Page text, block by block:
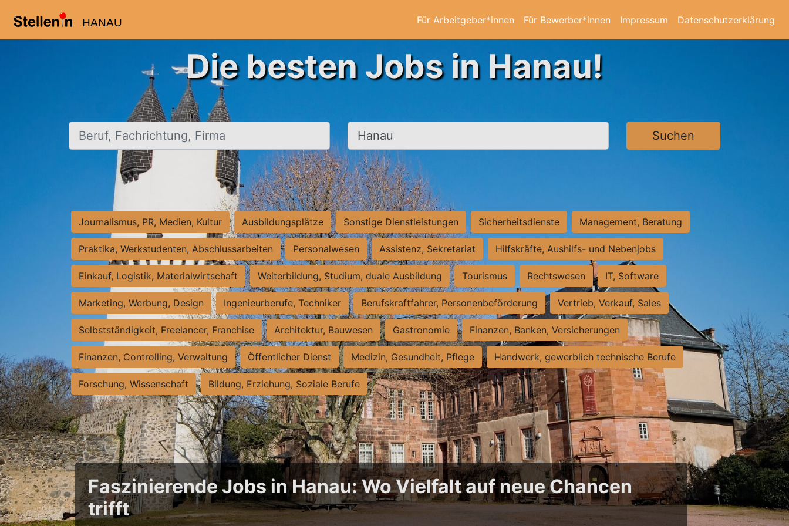
HANAU Für Arbeitgeber*innen Für Bewerber*innen Impressum Datenschutzerklärung
Die besten Jobs in Hanau!
Beruf, Fachrichtung, Firma Ort, Stadt Suchen
Journalismus, PR, Medien, Kultur Ausbildungsplätze Sonstige Dienstleistungen Sicherheitsdienste Management, Beratung
Praktika, Werkstudenten, Abschlussarbeiten Personalwesen Assistenz, Sekretariat Hilfskräfte, Aushilfs- und Nebenjobs
Einkauf, Logistik, Materialwirtschaft Weiterbildung, Studium, duale Ausbildung Tourismus Rechtswesen IT, Software
Marketing, Werbung, Design Ingenieurberufe, Techniker Berufskraftfahrer, Personenbeförderung Vertrieb, Verkauf, Sales
Selbstständigkeit, Freelancer, Franchise Architektur, Bauwesen Gastronomie Finanzen, Banken, Versicherungen
Finanzen, Controlling, Verwaltung Öffentlicher Dienst Medizin, Gesundheit, Pflege Handwerk, gewerblich technische Berufe
Forschung, Wissenschaft Bildung, Erziehung, Soziale Berufe
Faszinierende Jobs in Hanau: Wo Vielfalt auf neue Chancen
trifft